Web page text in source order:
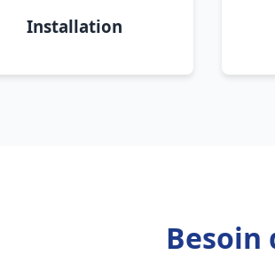
Installation
Besoin